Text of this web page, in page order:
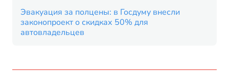
Эвакуация за полцены: в Госдуму внесли
законопроект о скидках 50% для
автовладельцев